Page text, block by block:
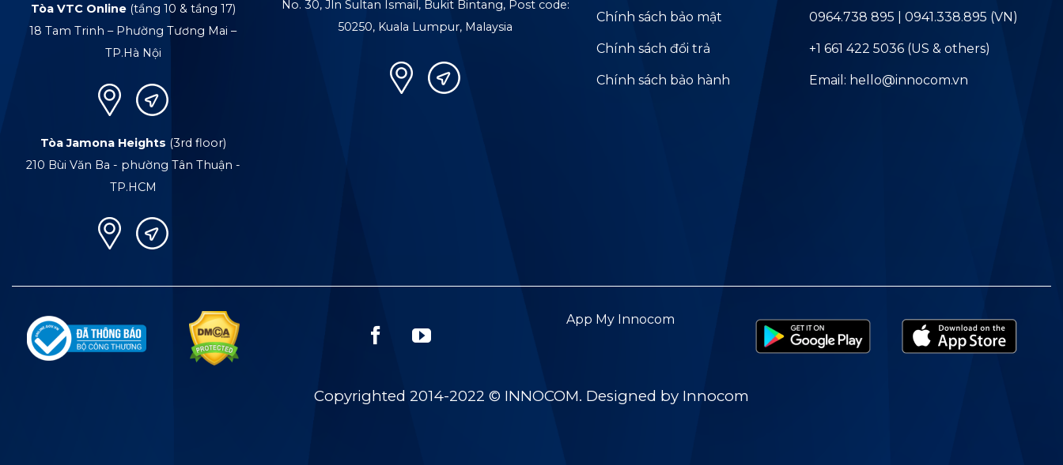
Tòa VTC Online(tầng 10 & tầng 17)
18 Tam Trinh – Phường Tương Mai –
TP.Hà Nội
Tòa Jamona Heights (3rd floor)
210 Bùi Văn Ba - phường Tân Thuận -
TP.HCM
No. 30, Jln Sultan Ismail, Bukit Bintang, Post code:
50250, Kuala Lumpur, Malaysia
Chính sách bảo mật
Chính sách đổi trả
Chính sách bảo hành
0964.738 895 | 0941.338.895 (VN)
+1 661 422 5036 (US & others)
Email: hello@innocom.vn
App My Innocom
Copyrighted 2014-2022 © INNOCOM. Designed by Innocom